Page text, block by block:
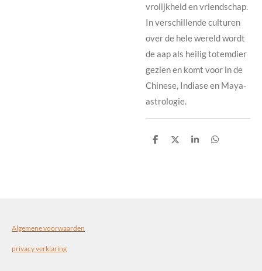
vrolijkheid en vriendschap.
In verschillende culturen
over de hele wereld wordt
de aap als heilig totemdier
gezien en komt voor in de
Chinese, Indiase en Maya-
astrologie.
D
D
S
D
Algemene voorwaarden
privacy verklaring